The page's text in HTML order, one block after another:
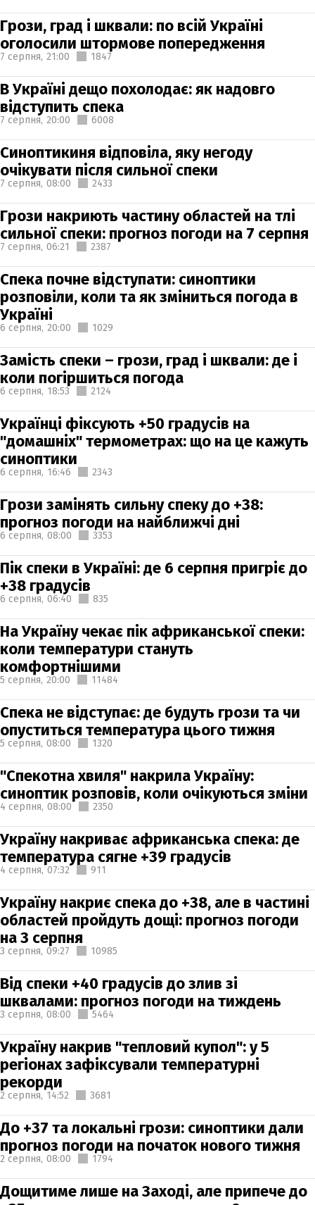
Грози, град і шквали: по всій Україні
оголосили штормове попередження
7 серпня, 21:00 1847
В Україні дещо похолодає: як надовго
відступить спека
7 серпня, 20:00 6008
Синоптикиня відповіла, яку негоду
очікувати після сильної спеки
7 серпня, 08:00 2433
Грози накриють частину областей на тлі
сильної спеки: прогноз погоди на 7 серпня
7 серпня, 06:21 2387
Спека почне відступати: синоптики
розповіли, коли та як зміниться погода в
Україні
6 серпня, 20:00 1029
Замість спеки – грози, град і шквали: де і
коли погіршиться погода
6 серпня, 18:53 2124
Українці фіксують +50 градусів на
"домашніх" термометрах: що на це кажуть
синоптики
6 серпня, 16:46 2343
Грози замінять сильну спеку до +38:
прогноз погоди на найближчі дні
6 серпня, 08:00 3353
Пік спеки в Україні: де 6 серпня пригріє до
+38 градусів
6 серпня, 06:40 835
На Україну чекає пік африканської спеки:
коли температури стануть
комфортнішими
5 серпня, 20:00 11484
Спека не відступає: де будуть грози та чи
опуститься температура цього тижня
5 серпня, 08:00 1320
"Спекотна хвиля" накрила Україну:
синоптик розповів, коли очікуються зміни
4 серпня, 08:00 2350
Україну накриває африканська спека: де
температура сягне +39 градусів
4 серпня, 07:32 911
Україну накриє спека до +38, але в частині
областей пройдуть дощі: прогноз погоди
на 3 серпня
3 серпня, 09:27 10985
Від спеки +40 градусів до злив зі
шквалами: прогноз погоди на тиждень
3 серпня, 08:00 5464
Україну накрив "тепловий купол": у 5
регіонах зафіксували температурні
рекорди
2 серпня, 14:52 3681
До +37 та локальні грози: синоптики дали
прогноз погоди на початок нового тижня
2 серпня, 08:00 1794
Дощитиме лише на Заході, але припече до